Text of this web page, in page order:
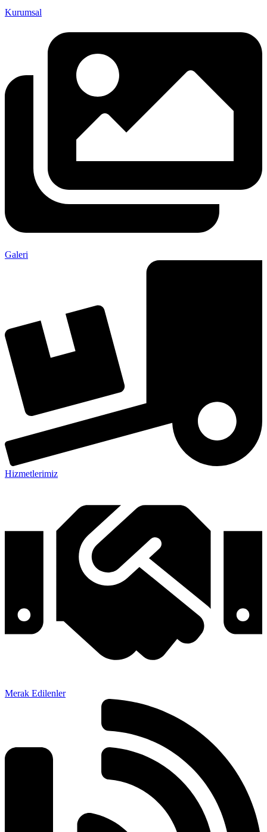
Kurumsal
Galeri
Hizmetlerimiz
Merak Edilenler